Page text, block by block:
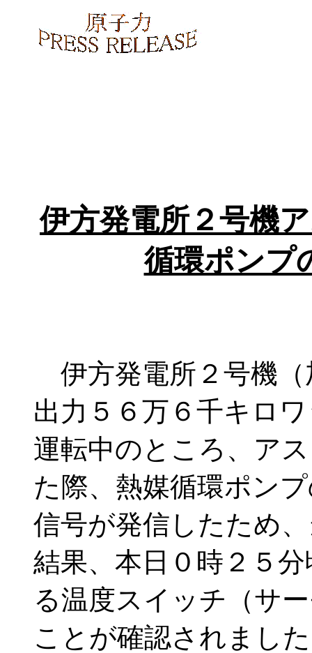
伊方発電所２号機
循環ポンプ
伊方発電所２号機（
出力５６万６千キロ
運転中のところ、ア
た際、熱媒循環ポン
信号が発信したため
結果、本日０時２５
る温度スイッチ（サ
ことが確認されまし